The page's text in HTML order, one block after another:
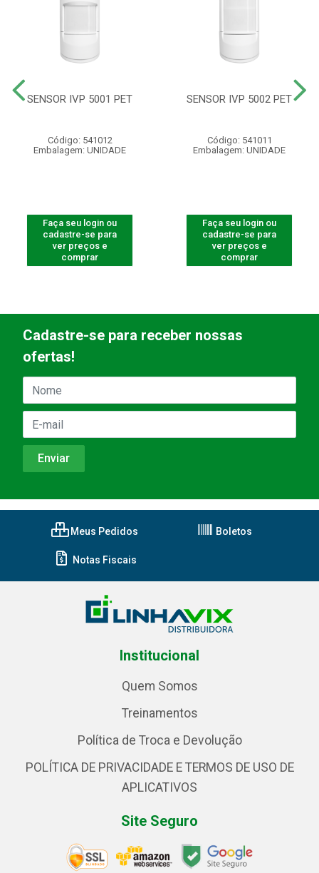
SENSOR IVP 5001 PET
Código: 541012
Embalagem: UNIDADE
Faça seu login ou
cadastre-se para
ver preços e
comprar
SENSOR IVP 5002 PET
Código: 541011
Embalagem: UNIDADE
Faça seu login ou
cadastre-se para
ver preços e
comprar
Cadastre-se para receber nossas
ofertas!
Meus Pedidos Boletos
Notas Fiscais
Institucional
Quem Somos
Treinamentos
Política de Troca e Devolução
POLÍTICA DE PRIVACIDADE E TERMOS DE USO DE
APLICATIVOS
Site Seguro